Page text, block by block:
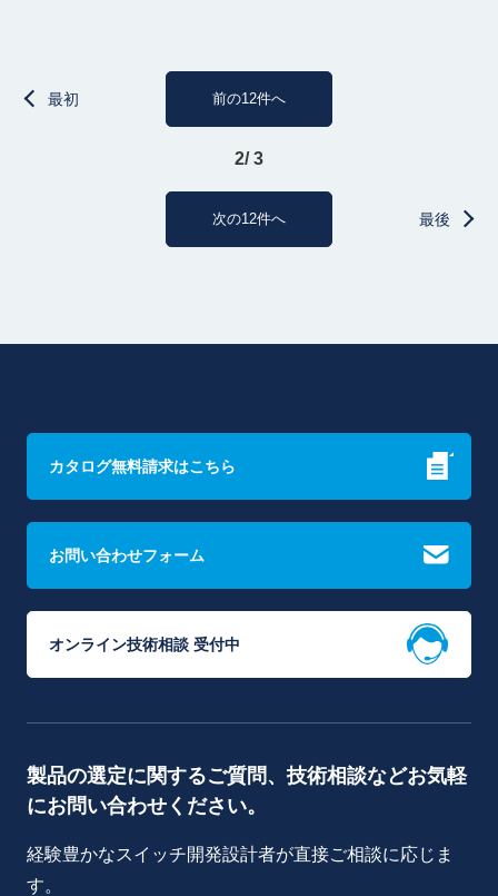
最初 前の12件へ
2/ 3
次の12件へ 最後
カタログ無料請求はこちら
お問い合わせフォーム
オンライン技術相談 受付中
製品の選定に関するご質問、技術相談などお気軽
にお問い合わせください。
経験豊かなスイッチ開発設計者が直接ご相談に応じま
す。